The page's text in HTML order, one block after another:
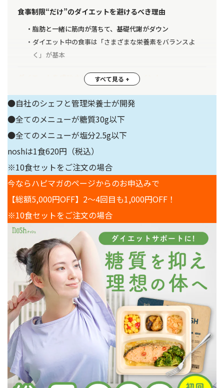
食事制限“だけ”のダイエットを避けるべき理由
脂肪と一緒に筋肉が落ちて、基礎代謝がダウン
ダイエット中の食事は「さまざまな栄養素をバランスよ
く」が基本
ダイエットを成功させるための3つのポイント
1.筋トレ＋ストレッチでエネルギー消費量をアップ
2. ストレスをためない＆ストイックになりすぎない
3. 食事管理で、PFCバランスの摂れた献立に
「太らない食事」を意識して、最小限のガマンに留めよう
こんなに美味しいのにダイエット中に食べてもOK！インス
トラクター直伝の絶品レシピ4選
浜田亜希インストラクター直伝！ちくわのしそ巻き
鈴木悠インストラクター直伝！具だくさんお味噌汁
Meiインストラクター直伝！オートミールプロテインパンケ
ーキ
SAEインストラクター直伝！パプリカとなすのガパオライス
●自社のシェフと管理栄養士が開発
●全てのメニューが糖質30g以下
●全てのメニューが塩分2.5g以下
noshは1食620円（税込）
※10食セットをご注文の場合
今ならハピマガのページからのお申込みで
【総額5,000円OFF】2〜4回目も1,000円OFF！
※10食セットをご注文の場合